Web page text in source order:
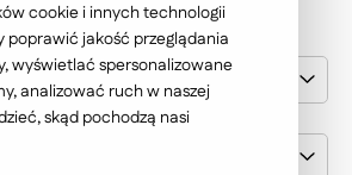
cookie i innych technologii
poprawić jakość przeglądania
wyświetlać spersonalizowane
analizować ruch w naszej
skąd pochodzą nasi